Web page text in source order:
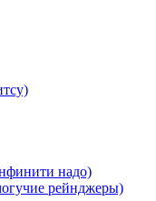
надо)
рейнджеры)